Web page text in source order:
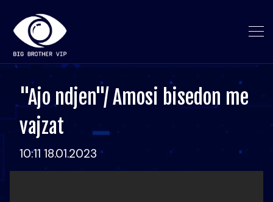
"Ajo ndjen"/ Amosi bisedon me
vajzat
10:11 18.01.2023